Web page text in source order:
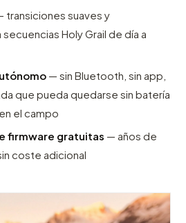
transiciones suaves y
Holy Grail de día a
— sin Bluetooth, sin app,
que pueda quedarse sin batería
el campo
firmware gratuitas — años de
coste adicional